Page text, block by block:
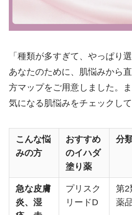
「種類が多すぎて、やっぱり
あなたのために、肌悩みから
方マップをご用意しました。
気になる肌悩みをチェックして
こんな悩
みの方
おすすめ
のイハダ
塗り薬
分
急な皮膚
炎、湿
プリスク
リードD
第2
薬